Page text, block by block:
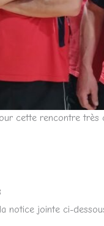
cette rencontre très
notice jointe ci-